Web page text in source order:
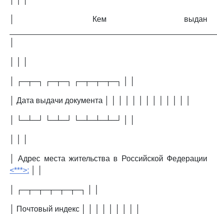
│ Кем выдан
│ ┌─┬─┐ ┌─┬─┐ ┌─┬─┬─┬─┐ │ │
│ Дата выдачи документа │ │ │ │ │ │ │ │ │ │ │ │ │
│ └─┴─┘ └─┴─┘ └─┴─┴─┴─┘ │ │
│ Адрес места жительства в Российской Федерации
<***>:
│ ┌─┬─┬─┬─┬─┬─┐ │ │
│ Почтовый индекс │ │ │ │ │ │ │ │ │